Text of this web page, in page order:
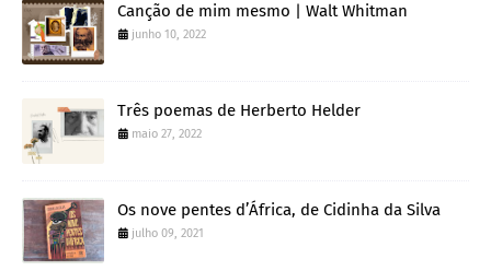
Canção de mim mesmo | Walt Whitman
junho 10, 2022
Três poemas de Herberto Helder
maio 27, 2022
Os nove pentes d’África, de Cidinha da Silva
julho 09, 2021